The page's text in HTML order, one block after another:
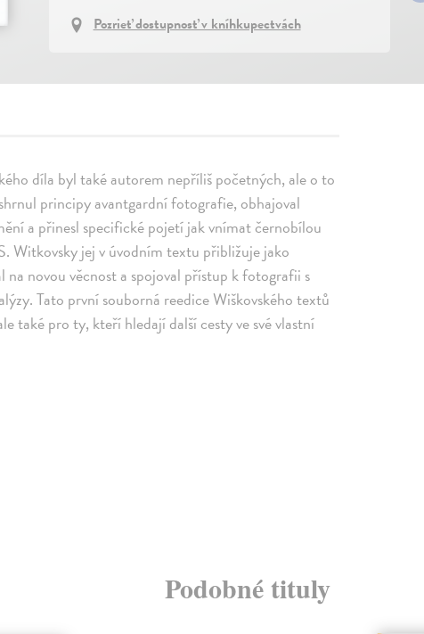
Pozrieť dostupnosť v kníhkupectvách
díla byl také autorem nepříliš početných, ale o to
principy avantgardní fotografie, obhajoval
a přinesl specifické pojetí jak vnímat černobílou
jej v úvodním textu přibližuje jako
novou věcnost a spojoval přístup k fotografii s
Tato první souborná reedice Wiškovského textů
také pro ty, kteří hledají další cesty ve své vlastní
Podobné tituly